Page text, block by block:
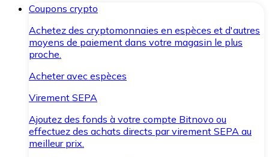
Coupons crypto
Achetez des cryptomonnaies en espèces et d'autres
moyens de paiement dans votre magasin le plus
proche.
Acheter avec espèces
Virement SEPA
Ajoutez des fonds à votre compte Bitnovo ou
effectuez des achats directs par virement SEPA au
meilleur prix.